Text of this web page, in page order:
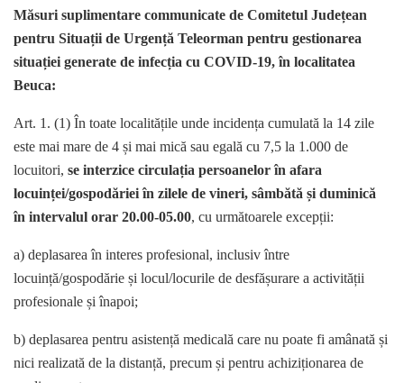
Măsuri suplimentare communicate de Comitetul Județean
pentru Situații de Urgență Teleorman pentru gestionarea
situației generate de infecția cu COVID-19, în localitatea
Beuca:
Art. 1. (1) În toate localitățile unde incidența cumulată la 14 zile
este mai mare de 4 și mai mică sau egală cu 7,5 la 1.000 de
locuitori, se interzice circulația persoanelor în afara
locuinței/gospodăriei în zilele de vineri, sâmbătă și duminică
în intervalul orar 20.00-05.00, cu următoarele excepții:
a) deplasarea în interes profesional, inclusiv între
locuință/gospodărie și locul/locurile de desfășurare a activității
profesionale și înapoi;
b) deplasarea pentru asistență medicală care nu poate fi amânată și
nici realizată de la distanță, precum și pentru achiziționarea de